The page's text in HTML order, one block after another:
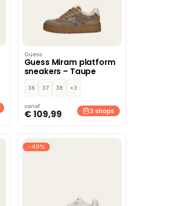
Guess
Guess Miram platform
sneakers – Taupe
36 37 38 +3
vanaf
€ 109,99 3 shops
−49%